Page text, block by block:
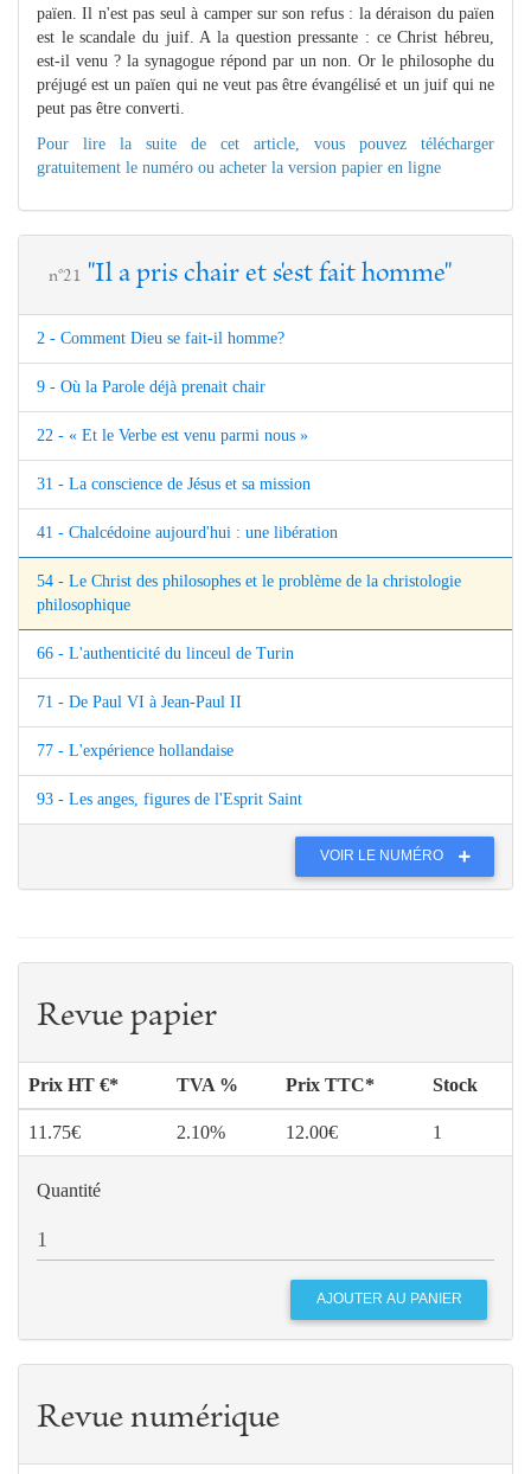
païen. Il n'est pas seul à camper sur son refus : la déraison du païen
est le scandale du juif. A la question pressante : ce Christ hébreu,
est-il venu ? la synagogue répond par un non. Or le philosophe du
préjugé est un païen qui ne veut pas être évangélisé et un juif qui ne
peut pas être converti.
Pour lire la suite de cet article, vous pouvez télécharger
gratuitement le numéro ou acheter la version papier en ligne
n°21 "Il a pris chair et s'est fait homme"
2 - Comment Dieu se fait-il homme?
9 - Où la Parole déjà prenait chair
22 - « Et le Verbe est venu parmi nous »
31 - La conscience de Jésus et sa mission
41 - Chalcédoine aujourd'hui : une libération
54 - Le Christ des philosophes et le problème de la christologie
philosophique
66 - L'authenticité du linceul de Turin
71 - De Paul VI à Jean-Paul II
77 - L'expérience hollandaise
93 - Les anges, figures de l'Esprit Saint
VOIR LE NUMÉRO
Revue papier
Prix HT €* TVA % Prix TTC* Stock
11.75€ 2.10% 12.00€ 1
Quantité
Revue numérique